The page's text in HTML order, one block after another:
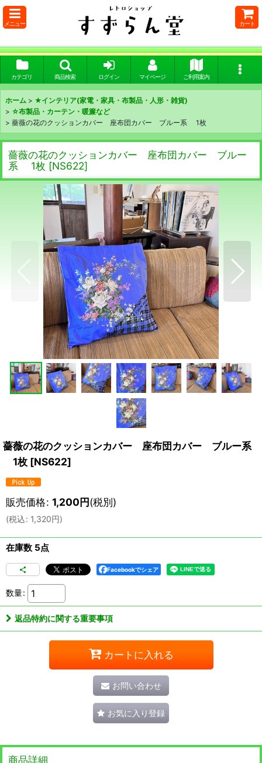
メニュー カート
カテゴリ 商品検索 ログイン マイページ ご利用案内
ホーム > ★インテリア(家電・家具・布製品・人形・雑貨)
> ☆布製品・カーテン・暖簾など
> 薔薇の花のクッションカバー 座布団カバー ブルー系 1枚
薔薇の花のクッションカバー 座布団カバー ブルー
系 1枚 [NS622]
薔薇の花のクッションカバー 座布団カバー ブルー系
1枚 [NS622]
販売価格: 1,200円(税別)
(税込: 1,320円)
在庫数 5点
Facebookでシェア
数量:
返品特約に関する重要事項
カートに入れる
お問い合わせ
お気に入り登録
商品詳細